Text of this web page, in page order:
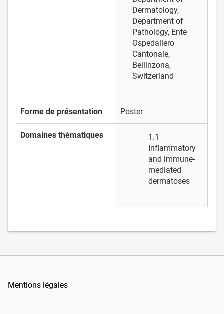
Dermatology,
Department of
Pathology, Ente
Ospedaliero
Cantonale,
Bellinzona,
Switzerland
Forme de présentation Poster
Domaines thématiques
1.1
Inflammatory
and immune-
mediated
dermatoses
Mentions légales